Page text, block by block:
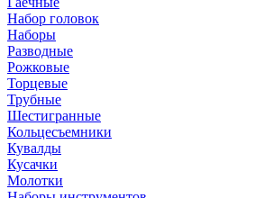
Набор головок
Наборы
Разводные
Рожковые
Торцевые
Трубные
Шестигранные
Кольцесъемники
Кувалды
Кусачки
Молотки